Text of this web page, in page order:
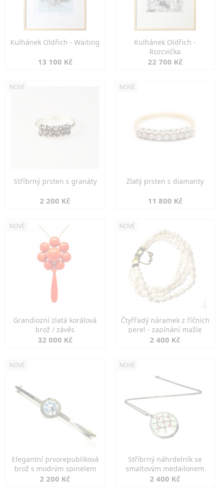
Kulhánek Oldřich - Waiting
13 100 Kč
Kulhánek Oldřich -
Rozcvička
22 700 Kč
NOVÉ
Stříbrný prsten s granáty
2 200 Kč
NOVÉ
Zlatý prsten s diamanty
11 800 Kč
NOVÉ
Grandiozní zlatá korálová
brož / závěs
32 000 Kč
NOVÉ
Čtyřřadý náramek z říčních
perel - zapínání mašle
2 400 Kč
NOVÉ
Elegantní prvorepubliková
brož s modrým spinelem
2 200 Kč
NOVÉ
Stříbrný náhrdelník se
smaltovým medailonem
2 400 Kč